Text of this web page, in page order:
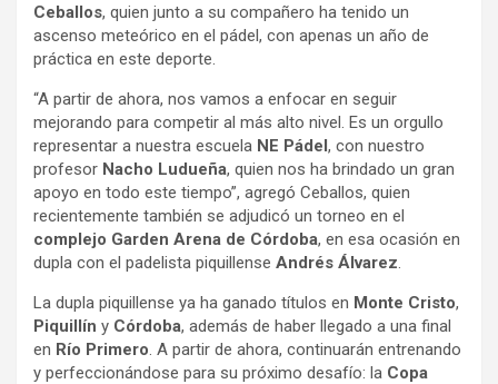
Ceballos, quien junto a su compañero ha tenido un
ascenso meteórico en el pádel, con apenas un año de
práctica en este deporte.
“A partir de ahora, nos vamos a enfocar en seguir
mejorando para competir al más alto nivel. Es un orgullo
representar a nuestra escuela NE Pádel, con nuestro
profesor Nacho Ludueña, quien nos ha brindado un gran
apoyo en todo este tiempo”, agregó Ceballos, quien
recientemente también se adjudicó un torneo en el
complejo Garden Arena de Córdoba, en esa ocasión en
dupla con el padelista piquillense Andrés Álvarez.
La dupla piquillense ya ha ganado títulos en Monte Cristo,
Piquillín y Córdoba, además de haber llegado a una final
en Río Primero. A partir de ahora, continuarán entrenando
y perfeccionándose para su próximo desafío: la Copa